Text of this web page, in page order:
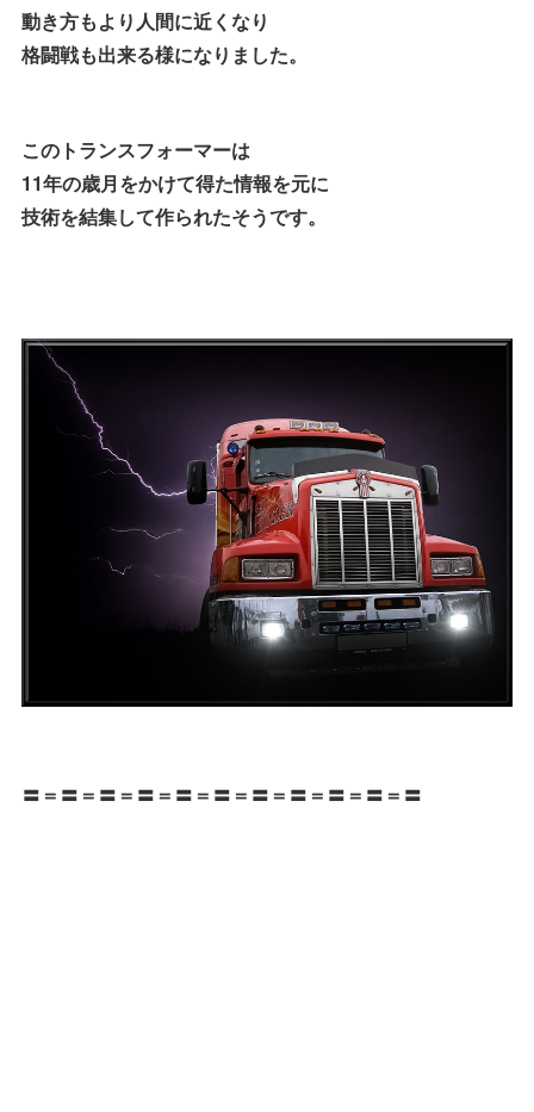
動き方もより人間に近くなり
格闘戦も出来る様になりました。
このトランスフォーマーは
11年の歳月をかけて得た情報を元に
技術を結集して作られたそうです。
〓＝〓＝〓＝〓＝〓＝〓＝〓＝〓＝〓＝〓＝〓